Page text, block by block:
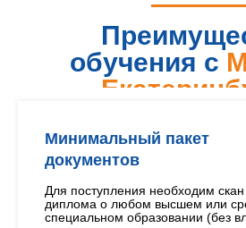
обучения с
Минимальный пакет
документов
Для поступления необходим
диплома о любом высшем или
специальном образовании (без